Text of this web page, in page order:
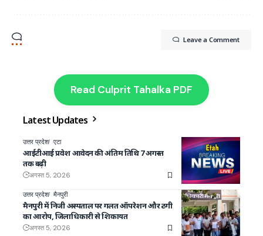
Leave a Comment
Read Culprit Tahalka PDF
Latest Updates
उत्तर प्रदेश एटा
आईटीआई प्रवेश आवेदन की अंतिम तिथि 7 अगस्त
तक बढ़ी
अगस्त 5, 2026
उत्तर प्रदेश मैनपुरी
मैनपुरी में निजी अस्पताल पर गलत ऑपरेशन और ठगी
का आरोप, जिलाधिकारी से शिकायत
अगस्त 5, 2026